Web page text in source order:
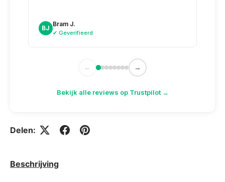
BJ
Bram J.
✔ Geverifieerd
← →
Bekijk alle reviews op Trustpilot →
Delen:
Beschrijving